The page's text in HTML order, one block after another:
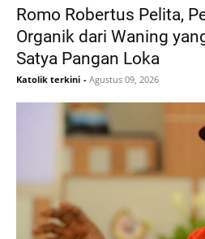
Romo Robertus Pelita,
Organik dari Waning
Satya Pangan Loka
Katolik terkini - Agustus 09, 2026